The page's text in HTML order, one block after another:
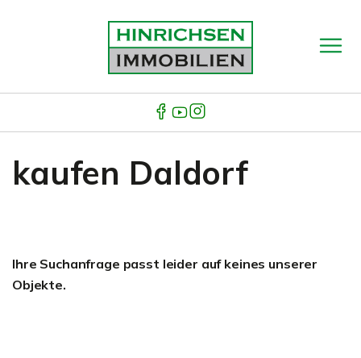
kaufen Daldorf
Ihre Suchanfrage passt leider auf keines unserer
Objekte.